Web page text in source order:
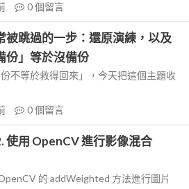
0個留言
被跳過的一步：還原演練，以及
份」等於沒備份
不等於救得回來」，今天把這個主題收
0個留言
使用 OpenCV 進行影像混合
的 addWeighted 方法進行圖片